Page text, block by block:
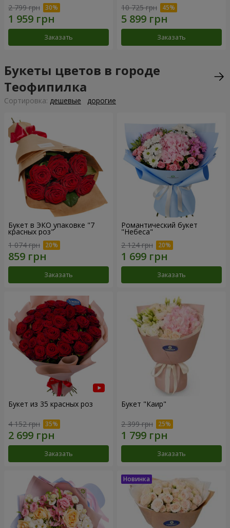
2 799 грн
Заказать
10 725 грн
Заказать
Букеты цветов в городе
Теофипилка
Cортировка: дешевые дорогие
Букет в ЭКО упаковке "7
красных роз"
1 074 грн
Заказать
Романтический букет
"Небеса"
2 124 грн
Заказать
Букет из 35 красных роз
4 152 грн
Заказать
Букет "Каир"
2 399 грн
Заказать